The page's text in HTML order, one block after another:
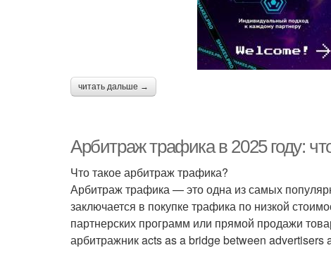
читать дальше →
Арбитраж трафика в 2025 году:
Что такое арбитраж трафика?
Арбитраж трафика — это одна из самых
заключается в покупке трафика по низкой
партнерских программ или прямой продажи
арбитражник acts as a bridge between